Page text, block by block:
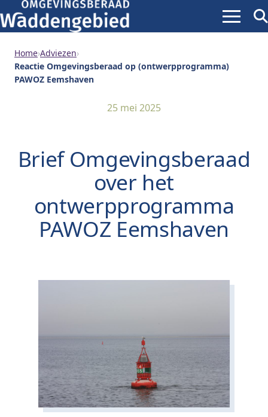
Menu
Home›Adviezen›
Reactie Omgevingsberaad op (ontwerpprogramma)
PAWOZ Eemshaven
25 mei 2025
Brief Omgevingsberaad
over het
ontwerpprogramma
PAWOZ Eemshaven